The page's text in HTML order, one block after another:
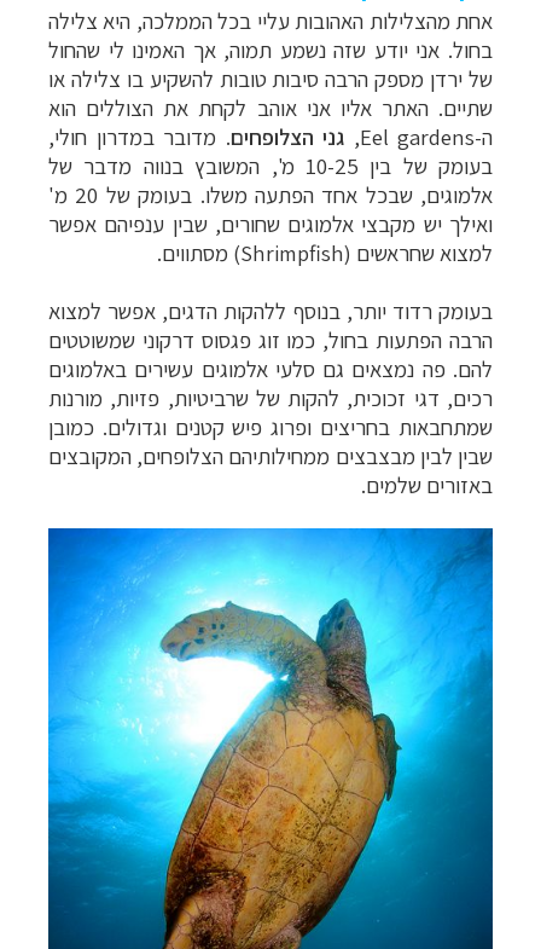
אחת מהצלילות האהובות עליי בכל הממלכה, היא צלילה
בחול. אני יודע שזה נשמע תמוה, אך האמינו לי שהחול
של ירדן מספק הרבה סיבות טובות להשקיע בו צלילה או
שתיים. האתר אליו אני אוהב לקחת את הצוללים הוא
ה-Eel gardens
, גני הצלופחים. מדובר במדרון חולי,
בעומק של בין 10-25 מ', המשובץ בנווה מדבר של
אלמוגים, שבכל אחד הפתעה משלו. בעומק של 20 מ'
ואילך יש מקבצי אלמוגים שחורים, שבין ענפיהם אפשר
למצוא שחראשים (Shrimpfish) מסתווים.
בעומק רדוד יותר, בנוסף ללהקות הדגים, אפשר למצוא
הרבה הפתעות בחול, כמו זוג פגסוס דרקוני שמשוטטים
להם. פה נמצאים גם סלעי אלמוגים עשירים באלמוגים
רכים, דגי זכוכית, להקות של שרביטיות, פזיות, מורנות
שמתחבאות בחריצים ופרוג פיש קטנים וגדולים. כמובן
שבין לבין מבצבצים ממחילותיהם הצלופחים, המקובצים
באזורים שלמים.
צלילה ביעדים אקזוטיים
לחצו לרשימת יעדים »
טיולי אקטיב - אופניים, שייט והליכה
לחצו לרשימת
יעדים »
טיול עצמאי לדרום אמריקהלחצו לרשימת ההצעות »